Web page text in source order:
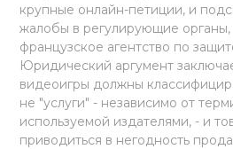
крупные онлайн-петиции, и
жалобы в регулирующие органы,
французское агентство по
Юридический аргумент
видеоигры должны
не "услуги" - независимо от
используемой издателями, - и
приводиться в негодность